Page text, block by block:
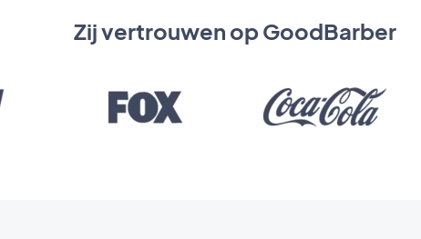
Zij vertrouwen op GoodBarber